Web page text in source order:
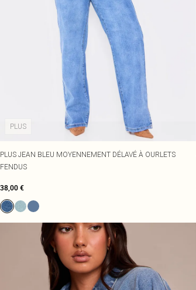
PLUS
PLUS JEAN BLEU MOYENNEMENT DÉLAVÉ À OURLETS
FENDUS
38,00 €